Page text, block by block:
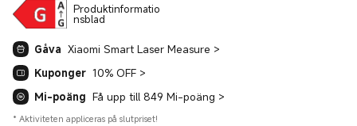
Produktinformatio
nsblad
Gåva Xiaomi Smart Laser Measure >
Kuponger 10% OFF >
Mi-poäng Få upp till 849 Mi-poäng >
* Aktiviteten appliceras på slutpriset!